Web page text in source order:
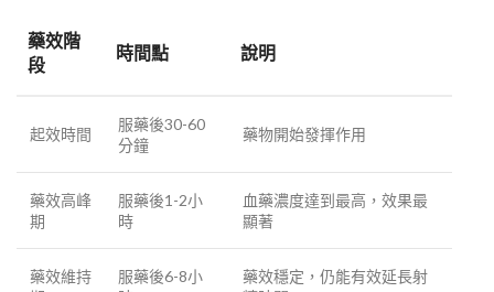
藥效階
段
時間點 說明
起效時間
服藥後30-60
分鐘
藥物開始發揮作用
藥效高峰
期
服藥後1-2小
時
血藥濃度達到最高，效果最
顯著
藥效維持
服藥後6-8小
藥效穩定，仍能有效延長射